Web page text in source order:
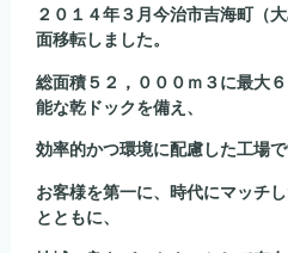
２０１４年３月今治市吉海町（
面移転しました。
総面積５２，０００ｍ３に最大
能な乾ドックを備え、
効率的かつ環境に配慮した工場で
お客様を第一に、時代にマッチ
とともに、